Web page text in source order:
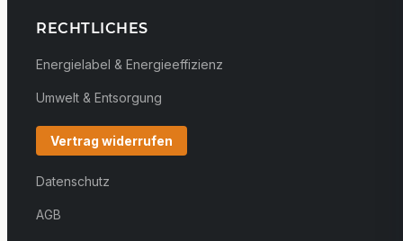
RECHTLICHES
Energielabel & Energieeffizienz
Umwelt & Entsorgung
Vertrag widerrufen
Datenschutz
AGB